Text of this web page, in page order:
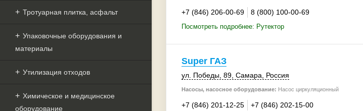
Тротуарная плитка, асфальт
Упаковочные оборудования и
материалы
Утилизация отходов
Химическое и медицинское
оборудование
+7 (846) 206-00-69 8 (800) 100-00-69
Посмотреть подробнее: Рутектор
Super ГАЗ
ул. Победы, 89, Самара Россия
Насосы, насосное оборудование: Насос циркуляционный
+7 (846) 201-12-25 +7 (846) 202-15-00